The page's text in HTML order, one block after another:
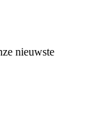
nieuwste